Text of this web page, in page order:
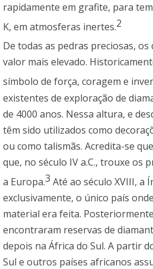
rapidamente em grafite, para
K, em atmosferas inertes.2
De todas as pedras preciosas, os
valor mais elevado.
símbolo de força, coragem e
existentes de exploração de
de 4000 anos. Nessa altura, e
têm sido utilizados como
ou como talismãs. Acredita-se
que, no século IV a.C., trouxe os
a Europa.3 Até ao século XVIII, a
exclusivamente, o único país
material era feita.
encontraram reservas de
depois na África do Sul. A partir
Sul e outros países africanos